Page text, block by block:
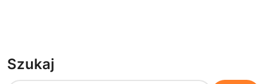
Szukaj